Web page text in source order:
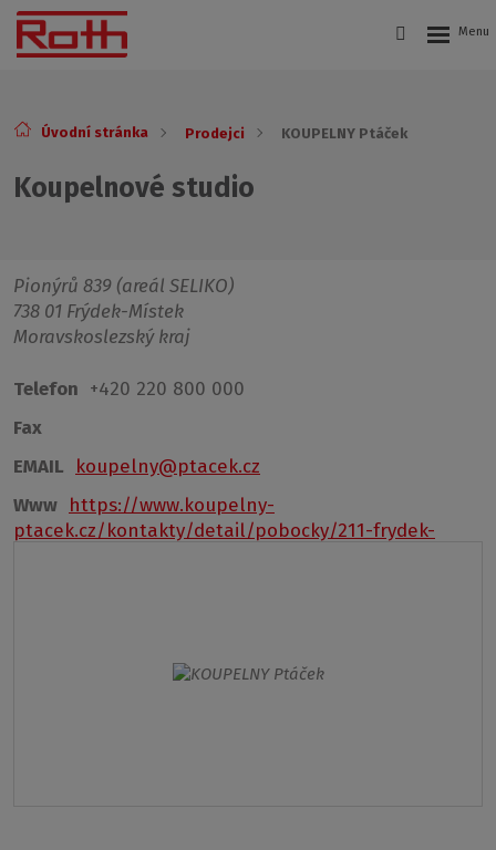
Úvodní stránka Prodejci KOUPELNY Ptáček
Koupelnové studio
Pionýrů 839 (areál SELIKO)
738 01 Frýdek-Místek
Moravskoslezský kraj
Telefon +420 220 800 000
Fax
EMAIL
koupelny@ptacek.cz
Www https://www.koupelny-
ptacek.cz/kontakty/detail/pobocky/211-frydek-